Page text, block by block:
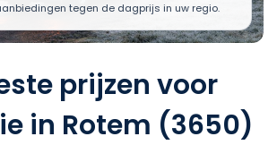
tegen de dagprijs in uw regio.
prijzen voor
in Rotem (3650)